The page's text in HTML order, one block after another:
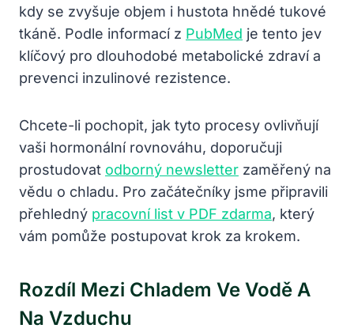
kdy se zvyšuje objem i hustota hnědé tukové
tkáně. Podle informací z PubMed je tento jev
klíčový pro dlouhodobé metabolické zdraví a
prevenci inzulinové rezistence.
Chcete-li pochopit, jak tyto procesy ovlivňují
vaši hormonální rovnováhu, doporučuji
prostudovat odborný newsletter zaměřený na
vědu o chladu. Pro začátečníky jsme připravili
přehledný pracovní list v PDF zdarma, který
vám pomůže postupovat krok za krokem.
Rozdíl Mezi Chladem Ve Vodě A
Na Vzduchu